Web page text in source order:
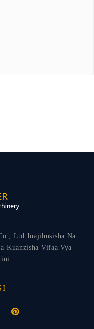
Ltd Inajihusisha Na
Kuanzisha Vifaa Vya